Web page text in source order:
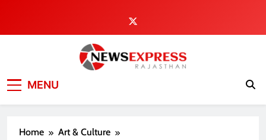
content
MENU
Home
Art & Culture